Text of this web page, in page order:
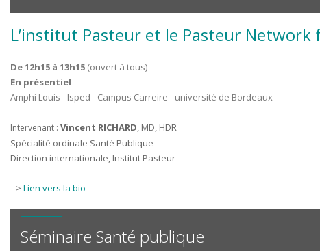
L’institut Pasteur et le Pasteur
De 12h15 à 13h15 (ouvert à tous)
En présentiel
Amphi Louis - Isped - Campus Carreire - université de Bordeaux
Intervenant : Vincent RICHARD, MD, HDR
Spécialité ordinale Santé Publique
Direction internationale, Institut Pasteur
--> Lien vers la bio
Séminaire Santé publique